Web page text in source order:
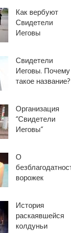
Как вербуют
Свидетели
Иеговы
Свидетели
Иеговы. Почему
такое название?
Организация
“Свидетели
Иеговы”
О
ворожек
История
раскаявшейся
колдуньи